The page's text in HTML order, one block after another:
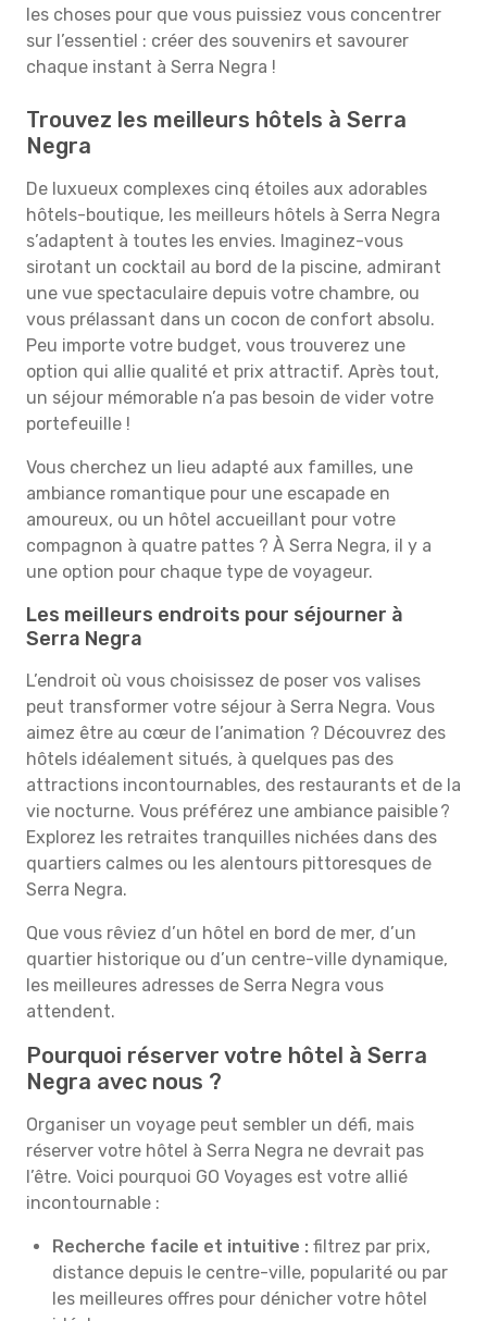
les choses pour que vous puissiez vous concentrer
sur l’essentiel : créer des souvenirs et savourer
chaque instant à Serra Negra !
Trouvez les meilleurs hôtels à Serra
Negra
De luxueux complexes cinq étoiles aux adorables
hôtels-boutique, les meilleurs hôtels à Serra Negra
s’adaptent à toutes les envies. Imaginez-vous
sirotant un cocktail au bord de la piscine, admirant
une vue spectaculaire depuis votre chambre, ou
vous prélassant dans un cocon de confort absolu.
Peu importe votre budget, vous trouverez une
option qui allie qualité et prix attractif. Après tout,
un séjour mémorable n’a pas besoin de vider votre
portefeuille !
Vous cherchez un lieu adapté aux familles, une
ambiance romantique pour une escapade en
amoureux, ou un hôtel accueillant pour votre
compagnon à quatre pattes ? À Serra Negra, il y a
une option pour chaque type de voyageur.
Les meilleurs endroits pour séjourner à
Serra Negra
L’endroit où vous choisissez de poser vos valises
peut transformer votre séjour à Serra Negra. Vous
aimez être au cœur de l’animation ? Découvrez des
hôtels idéalement situés, à quelques pas des
attractions incontournables, des restaurants et de la
vie nocturne. Vous préférez une ambiance paisible ?
Explorez les retraites tranquilles nichées dans des
quartiers calmes ou les alentours pittoresques de
Serra Negra.
Que vous rêviez d’un hôtel en bord de mer, d’un
quartier historique ou d’un centre-ville dynamique,
les meilleures adresses de Serra Negra vous
attendent.
Pourquoi réserver votre hôtel à Serra
Negra avec nous ?
Organiser un voyage peut sembler un défi, mais
réserver votre hôtel à Serra Negra ne devrait pas
l’être. Voici pourquoi GO Voyages est votre allié
incontournable :
Recherche facile et intuitive : filtrez par prix,
distance depuis le centre-ville, popularité ou par
les meilleures offres pour dénicher votre hôtel